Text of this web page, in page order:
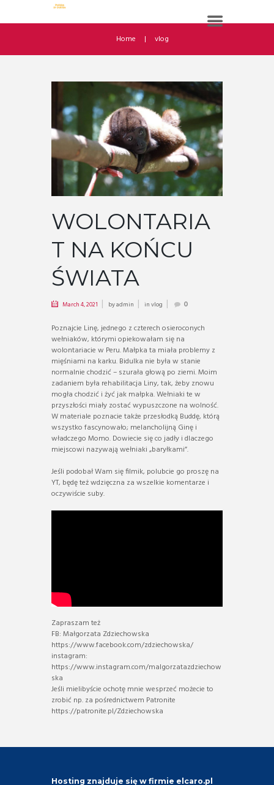
Home vlog
WOLONTARIA
T NA KOŃCU
ŚWIATA
March 4, 2021 byadmin invlog 0
Poznajcie Linę, jednego z czterech osieroconych
wełniaków, którymi opiekowałam się na
wolontariacie w Peru. Małpka ta miała problemy z
mięśniami na karku. Bidulka nie była w stanie
normalnie chodzić – szurała głową po ziemi. Moim
zadaniem była rehabilitacja Liny, tak, żeby znowu
mogła chodzić i żyć jak małpka. Wełniaki te w
przyszłości miały zostać wypuszczone na wolność.
W materiale poznacie także przesłodką Buddę, którą
wszystko fascynowało; melancholijną Ginę i
władczego Momo. Dowiecie się co jadły i dlaczego
miejscowi nazywają wełniaki „baryłkami”.
Jeśli podobał Wam się filmik, polubcie go proszę na
YT, będę też wdzięczna za wszelkie komentarze i
oczywiście suby.
Zapraszam też
FB: Małgorzata Zdziechowska
https://www.facebook.com/zdziechowska/
instagram:
https://www.instagram.com/malgorzatazdziechow
ska
Jeśli mielibyście ochotę mnie wesprzeć możecie to
zrobić np. za pośrednictwem Patronite
https://patronite.pl/Zdziechowska
Hosting znajduje się w firmie elcaro.pl